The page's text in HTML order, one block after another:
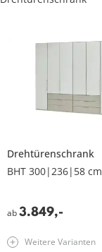
Drehtürenschrank
BHT 300|236|58 cm
ab3.849,-
Weitere Varianten